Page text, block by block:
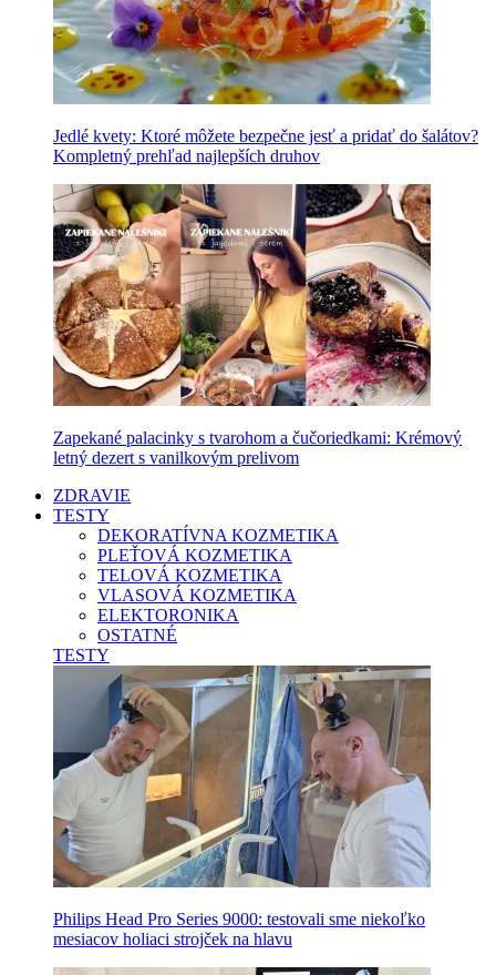
Jedlé kvety: Ktoré môžete bezpečne jesť a pridať do šalátov?
Kompletný prehľad najlepších druhov
Zapekané palacinky s tvarohom a čučoriedkami: Krémový
letný dezert s vanilkovým prelivom
ZDRAVIE
TESTY
DEKORATÍVNA KOZMETIKA
PLEŤOVÁ KOZMETIKA
TELOVÁ KOZMETIKA
VLASOVÁ KOZMETIKA
ELEKTORONIKA
OSTATNÉ
TESTY
Philips Head Pro Series 9000: testovali sme niekoľko
mesiacov holiaci strojček na hlavu